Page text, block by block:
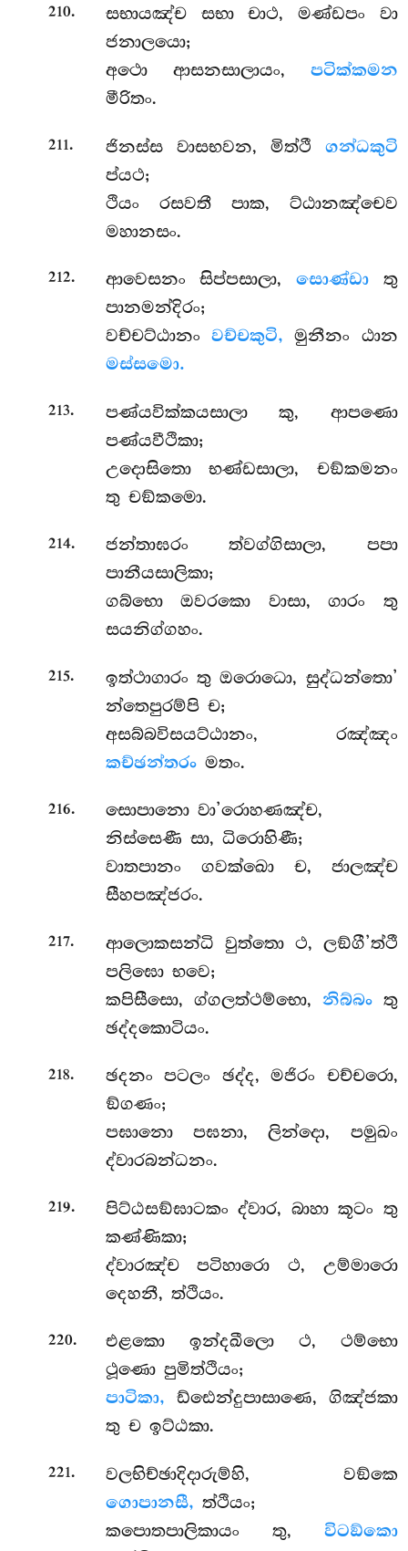
210.
සභායඤ්ච සභා චාථ, මණ්ඩපං වා
ජනාලයො;
අථො ආසනසාලායං, පටික්කමන
මීරිතං.
211. ජිනස්ස වාසභවන, මිත්ථී ගන්ධකුටි
ප්යථ;
ථියං රසවතී පාක, ට්ඨානඤ්චෙව
මහානසං.
212. ආවෙසනං සිප්පසාලා,සොණ්ඩා තු
පානමන්දිරං;
වච්චට්ඨානංවච්චකුටි, මුනීනං ඨාන
මස්සමො.
213.
පණ්යවික්කයසාලා කු, ආපණො
පණ්යවීථිකා;
උදොසිතො භණ්ඩසාලා, චඞ්කමනං
තු චඞ්කමො.
214.
ජන්තාඝරං ත්වග්ගිසාලා, පපා
පානීයසාලිකා;
ගබ්භො ඔවරකො වාසා, ගාරං තු
සයනිග්ගහං.
215.
ඉත්ථාගාරං තු ඔරොධො, සුද්ධන්තො’
න්තෙපුරම්පි ච;
අසබ්බවිසයට්ඨානං, රඤ්ඤං
කච්ඡන්තරංමතං.
216.
සොපානො වා’රොහණඤ්ච,
නිස්සෙණී සා, ධිරොහිණී;
වාතපානං ගවක්ඛො ච, ජාලඤ්ච
සීහපඤ්ජරං.
217.
ආලොකසන්ධි වුත්තො ථ, ලඞ්ගී’ත්ථී
පලිඝො භවෙ;
කපිසීසො, ග්ගලත්ථම්භො, නිබ්බංතු
ඡද්දකොටියං.
218.
ඡදනං පටලං ඡද්ද, මජිරං චච්චරො,
ඞ්ගණං;
පඝානො පඝනා, ලින්දො, පමුඛං
ද්වාරබන්ධනං.
219.
පිට්ඨසඞ්ඝාටකං ද්වාර, බාහා කූටං තු
කණ්ණිකා;
ද්වාරඤ්ච පටිහාරො ථ, උම්මාරො
දෙහනී, ත්ථියං.
220.
එළකො ඉන්දඛීලො ථ, ථම්භො
ථූණො පුමිත්ථියං;
පාටිකා, ඩ්ඪෙන්දුපාසාණෙ, ගිඤ්ජකා
තු ච ඉට්ඨකා.
221. වලභිච්ඡාදිදාරුම්හි, වඞ්කෙ
ගොපානසී, ත්ථියං;
කපොතපාලිකායං තු, විටඞ්කො